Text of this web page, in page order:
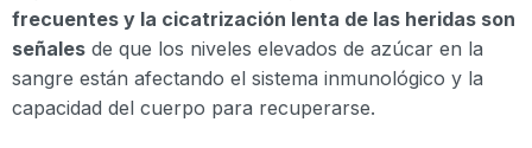
frecuentes y la cicatrización lenta de las heridas son
señales de que los niveles elevados de azúcar en la
sangre están afectando el sistema inmunológico y la
capacidad del cuerpo para recuperarse.